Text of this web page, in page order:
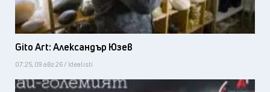
Gito Art: Александър Юзев
07:25, 09 авг 26 / Idealisti